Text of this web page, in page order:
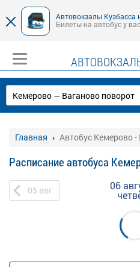
Автовокзалы Кузбасса
Билеты на автобус у
Главная Автобус Кемерово
Расписание автобуса
05 авг 06